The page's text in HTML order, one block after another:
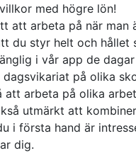
med högre lön!
att arbeta på när man
du styr helt och hållet
i vår app de
på olika
arbeta på olika
utmärkt att
i första hand är
dig.